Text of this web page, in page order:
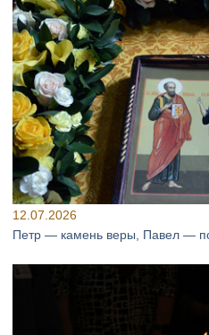
12.07.2026
Петр — камень веры, Павел —